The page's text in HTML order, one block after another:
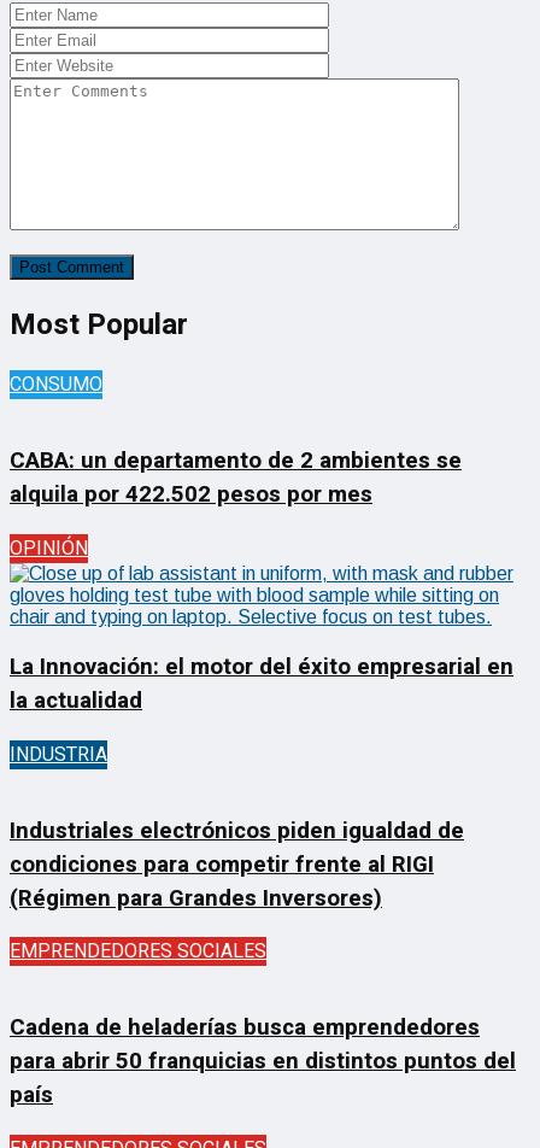
Most Popular
CONSUMO
CABA: un departamento de 2 ambientes se
alquila por 422.502 pesos por mes
OPINIÓN
La Innovación: el motor del éxito empresarial en
la actualidad
INDUSTRIA
Industriales electrónicos piden igualdad de
condiciones para competir frente al RIGI
(Régimen para Grandes Inversores)
EMPRENDEDORES SOCIALES
Cadena de heladerías busca emprendedores
para abrir 50 franquicias en distintos puntos del
país